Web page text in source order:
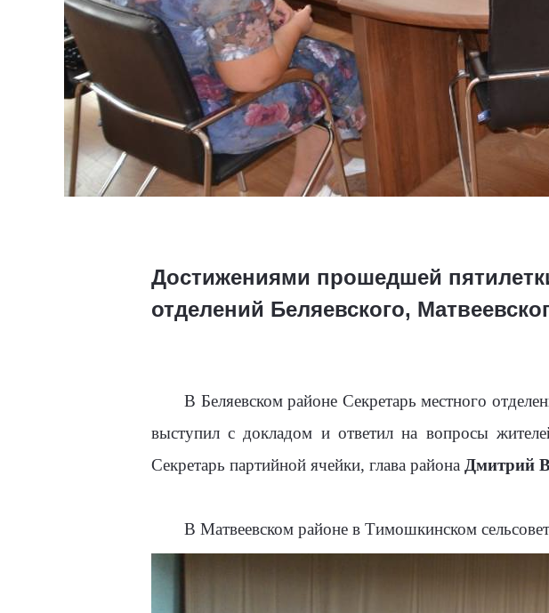
Достижениями прошедшей
отделений Беляевского,
В Беляевском районе Секретарь местного
выступил с докладом и ответил на вопросы
Секретарь партийной ячейки, глава района Дмитрий
В Матвеевском районе в Тимошкинском